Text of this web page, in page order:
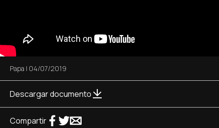
Papa | 04/07/2019
Descargar documento
Compartir